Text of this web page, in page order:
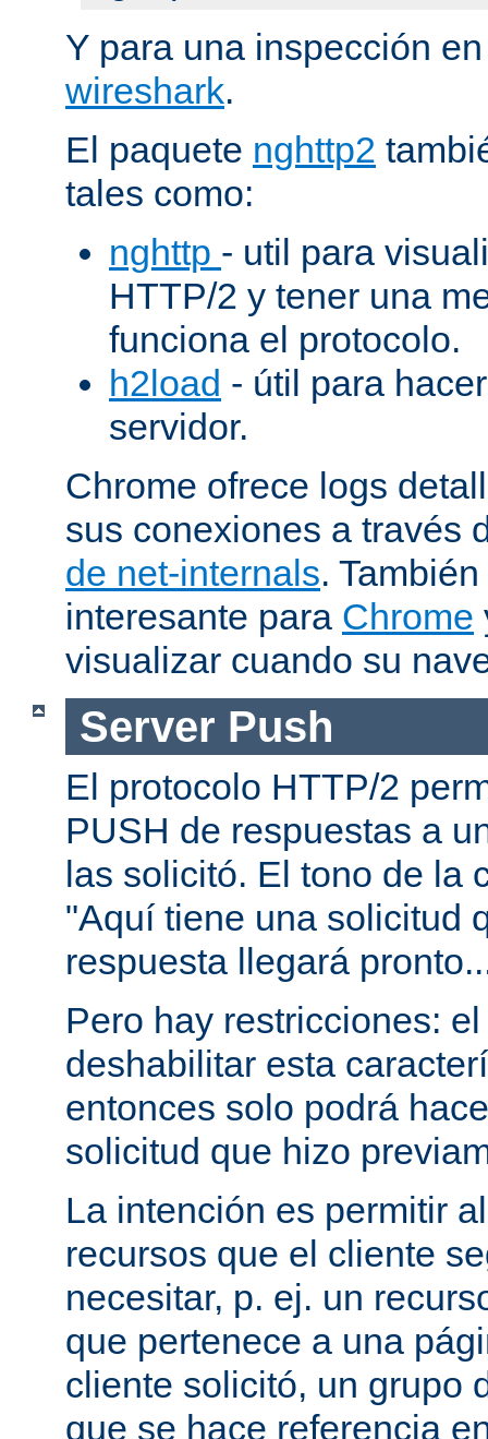
Y para una inspección
wireshark.
El paquete nghttp2
tales como:
nghttp - util para
HTTP/2 y tener una
funciona el protocolo.
h2load - útil para
servidor.
Chrome ofrece logs
sus conexiones a través
de net-internals.
interesante para Chrome
visualizar cuando su
Server Push
El protocolo HTTP/2
PUSH de respuestas a
las solicitó. El tono de la
"Aquí tiene una solicitud
respuesta llegará
Pero hay restricciones:
deshabilitar esta
entonces solo podrá
solicitud que hizo
La intención es permitir
recursos que el cliente
necesitar, p. ej. un
que pertenece a una
cliente solicitó, un grupo
que se hace referencia